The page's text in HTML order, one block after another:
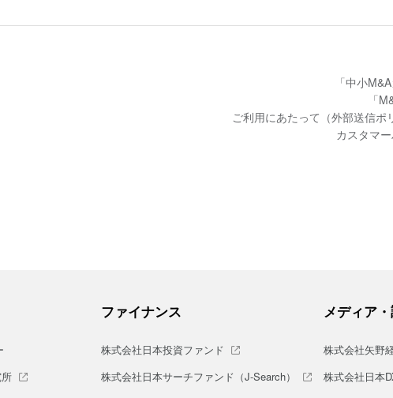
「中小
「
ご利用にあたって（外部送信ポ
カスタマ
ファイナンス
株式会社日本投資ファンド
株式会社日本サーチファンド（J-Search）
メディア
株式会社矢野
株式会社日本